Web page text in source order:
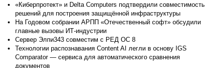
«Киберпротект» и Delta Computers подтвердили совместимость
решений для построения защищённой инфраструктуры
На Годовом собрании АРПП «Отечественный софт» обсудили
главные вызовы ИТ-индустрии
Сервер Элпи343 совместим с РЕД ОС 8
Технологии распознавания Content AI легли в основу IGS
Comparator — сервиса для автоматического сравнения
документов